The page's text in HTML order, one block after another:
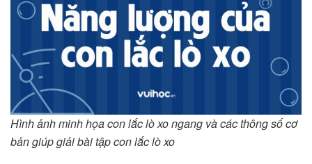
Hình ảnh minh họa con lắc lò xo ngang và các thông số cơ
bản giúp giải bài tập con lắc lò xo